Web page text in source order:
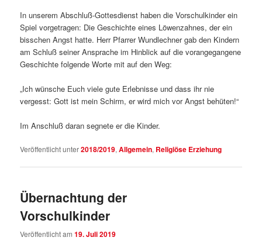
In unserem Abschluß-Gottesdienst haben die Vorschulkinder ein
Spiel vorgetragen: Die Geschichte eines Löwenzahnes, der ein
bisschen Angst hatte. Herr Pfarrer Wundlechner gab den Kindern
am Schluß seiner Ansprache im Hinblick auf die vorangegangene
Geschichte folgende Worte mit auf den Weg:
„Ich wünsche Euch viele gute Erlebnisse und dass ihr nie
vergesst: Gott ist mein Schirm, er wird mich vor Angst behüten!“
Im Anschluß daran segnete er die Kinder.
Veröffentlicht unter2018/2019,Allgemein, Religiöse Erziehung
Übernachtung der
Vorschulkinder
Veröffentlicht am19. Juli 2019